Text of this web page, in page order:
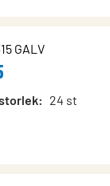
GALV
: 24 st